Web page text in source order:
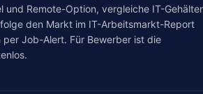
und Remote-Option, vergleiche IT-Gehälter
den Markt im IT-Arbeitsmarkt-Report
per Job-Alert. Für Bewerber ist die